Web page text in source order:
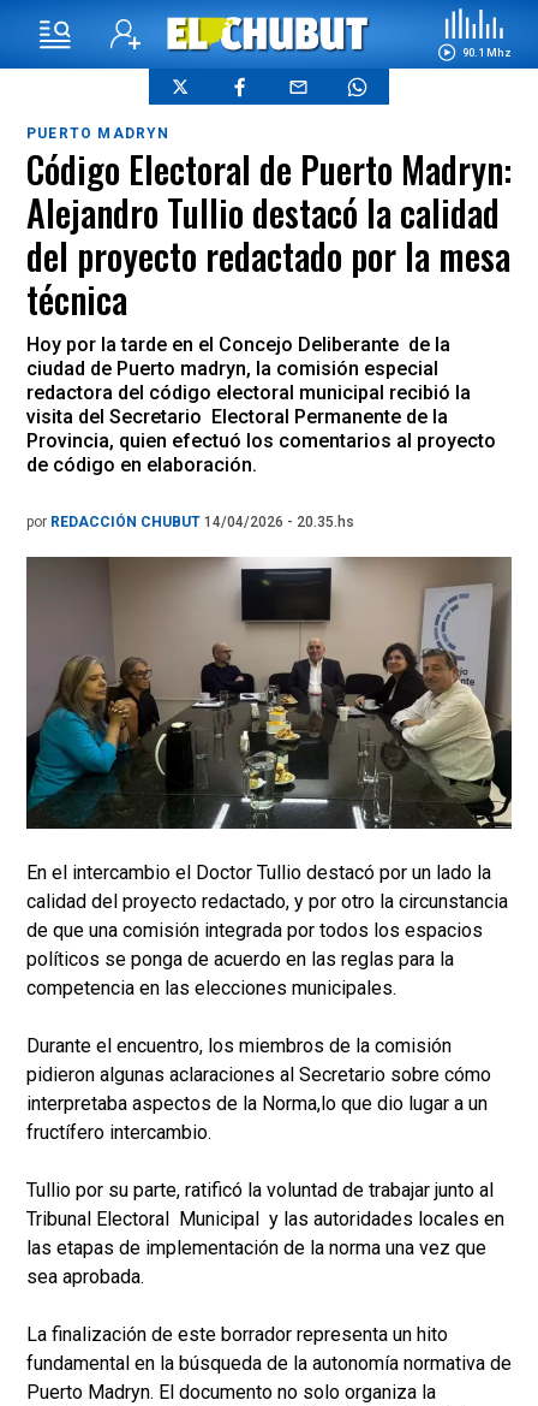
90.1 Mhz
PUERTO MADRYN
Código Electoral de Puerto Madryn:
Alejandro Tullio destacó la calidad
del proyecto redactado por la mesa
técnica
Hoy por la tarde en el Concejo Deliberante de la
ciudad de Puerto madryn, la comisión especial
redactora del código electoral municipal recibió la
visita del Secretario Electoral Permanente de la
Provincia, quien efectuó los comentarios al proyecto
de código en elaboración.
por REDACCIÓN CHUBUT 14/04/2026 - 20.35.hs
En el intercambio el Doctor Tullio destacó por un lado la
calidad del proyecto redactado, y por otro la circunstancia
de que una comisión integrada por todos los espacios
políticos se ponga de acuerdo en las reglas para la
competencia en las elecciones municipales.
Durante el encuentro, los miembros de la comisión
pidieron algunas aclaraciones al Secretario sobre cómo
interpretaba aspectos de la Norma,lo que dio lugar a un
fructífero intercambio.
Tullio por su parte, ratificó la voluntad de trabajar junto al
Tribunal Electoral Municipal y las autoridades locales en
las etapas de implementación de la norma una vez que
sea aprobada.
La finalización de este borrador representa un hito
fundamental en la búsqueda de la autonomía normativa de
Puerto Madryn. El documento no solo organiza la